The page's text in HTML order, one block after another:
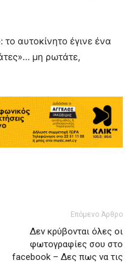
αυτοκίνητο έγινε ένα
μη ρωτάτε,
Επόμενο Άρθρο
Δεν κρύβονται όλες οι
φωτογραφίες σου στο
facebook – Δες πως να τις